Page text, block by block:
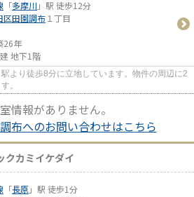
「多摩川 」駅 徒歩12分
区田園調布１丁目
26年
地下1階
より徒歩8分に立地しています。物件の周辺に2
。
情報がありません。
布へのお問い合わせはこちら
クカミイケダイ
「長原」駅 徒歩1分